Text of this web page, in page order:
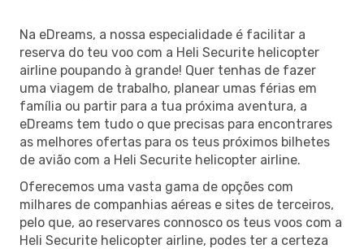
Na eDreams, a nossa especialidade é facilitar a
reserva do teu voo com a Heli Securite helicopter
airline poupando à grande! Quer tenhas de fazer
uma viagem de trabalho, planear umas férias em
família ou partir para a tua próxima aventura, a
eDreams tem tudo o que precisas para encontrares
as melhores ofertas para os teus próximos bilhetes
de avião com a Heli Securite helicopter airline.
Oferecemos uma vasta gama de opções com
milhares de companhias aéreas e sites de terceiros,
pelo que, ao reservares connosco os teus voos com a
Heli Securite helicopter airline, podes ter a certeza